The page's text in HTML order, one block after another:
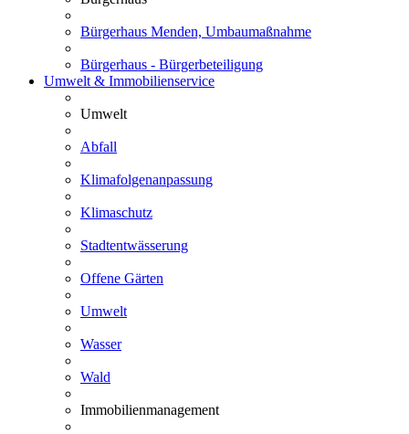
Bürgerhaus Menden, Umbaumaßnahme
Bürgerhaus - Bürgerbeteiligung
Umwelt & Immobilienservice
Umwelt
Abfall
Klimafolgenanpassung
Klimaschutz
Stadtentwässerung
Offene Gärten
Umwelt
Wasser
Wald
Immobilienmanagement